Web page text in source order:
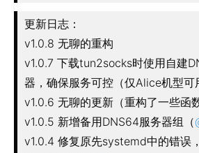
更新日志：
v1.0.8 无聊的重构
v1.0.7 下载tun2socks时使用自建
器，确保服务可控（仅Alice机型可
v1.0.6 无聊的更新（重构了一些函数
v1.0.5 新增备用DNS64服务器组（
v1.0.4 修复原先systemd中的错误